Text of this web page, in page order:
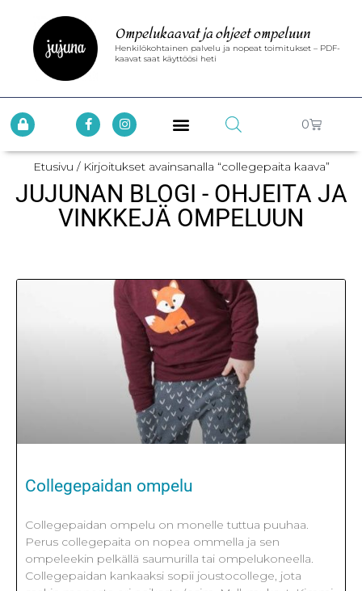
Ompelukaavat ja ohjeet ompeluun
Henkilökohtainen palvelu ja nopeat toimitukset – PDF-
kaavat saat käyttöösi heti
0
Etusivu / Kirjoitukset avainsanalla “collegepaita kaava”
JUJUNAN BLOGI - OHJEITA JA
VINKKEJÄ OMPELUUN
Collegepaidan ompelu
Collegepaidan ompelu on monelle tuttua puuhaa.
Perus collegepaita on nopea ommella ja sen
ompeleekin pelkällä saumurilla tai ompelukoneella.
Collegepaidan kankaaksi sopii joustocollege, jota